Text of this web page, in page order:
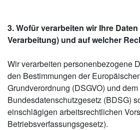
3. Wofür verarbeiten wir Ihre
Verarbeitung) und auf welcher
Wir verarbeiten personenbezogene
den Bestimmungen der
Grundverordnung (DSGVO) und dem
Bundesdatenschutzgesetz (BDSG)
einschlägigen arbeitsrechtlichen
Betriebsverfassungsgesetz).